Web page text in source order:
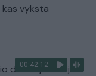
kas vyksta
00:42:12
diskusija: Rusija